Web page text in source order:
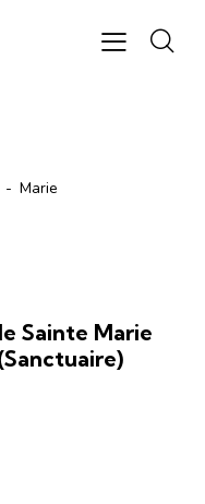
Marie
Sainte Marie